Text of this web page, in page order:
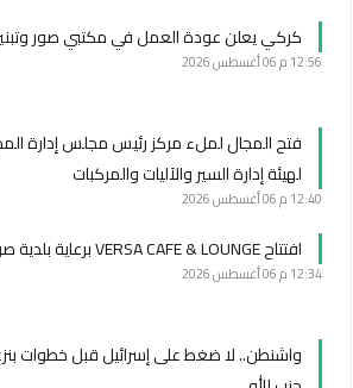
كركي يعلن عودة العمل في مكتبي صور
12:56 م 06 أغسطس 2026
فتح المجال لملء مركز رئيس مجلس إدارة
لهيئة إدارة السير والآليات والمركبات
12:40 م 06 أغسطس 2026
افتتاح VERSA CAFE & LOUNGE برعاية بلدية صور
12:34 م 06 أغسطس 2026
واشنطن.. لا ضغط على إسرائيل قبل خطوات